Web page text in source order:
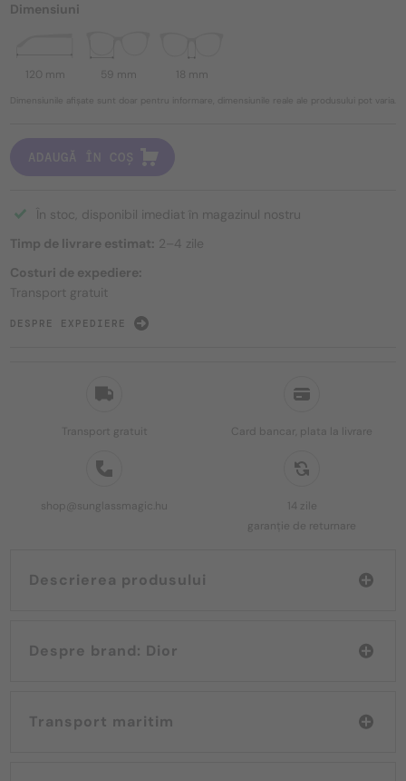
Transport gratuit Card bancar, plata la livrare
shop@sunglassmagic.hu
14 zile
garanție de returnare
Descrierea produsului
Despre brand: Dior
Transport maritim
Dimensiuni
120 mm 59 mm 18 mm
Dimensiunile afișate sunt doar pentru informare, dimensiunile reale ale produsului pot varia.
ADAUGĂ ÎN COȘ
În stoc, disponibil imediat în magazinul nostru
Timp de livrare estimat: 2–4 zile
Costuri de expediere:
Transport gratuit
DESPRE EXPEDIERE